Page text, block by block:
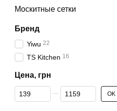
Москитные сетки
Бренд
Yiwu 22
TS Kitchen 16
Цена, грн
От Цена, грн
До Цена, грн OK